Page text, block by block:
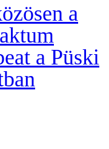
a
a Püski